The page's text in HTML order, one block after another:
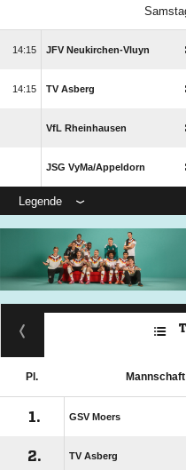
 JFV Neukirchen-Vluyn
 TV Asberg
VfL Rheinhausen
JSG VyMa/​Appeldorn
Legende
Pl. Mannschaft
1. GSV Moers
2. TV Asberg